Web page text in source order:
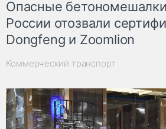
Опасные
России отозвали
Dongfeng и Zoomlion
Коммерческий транспорт